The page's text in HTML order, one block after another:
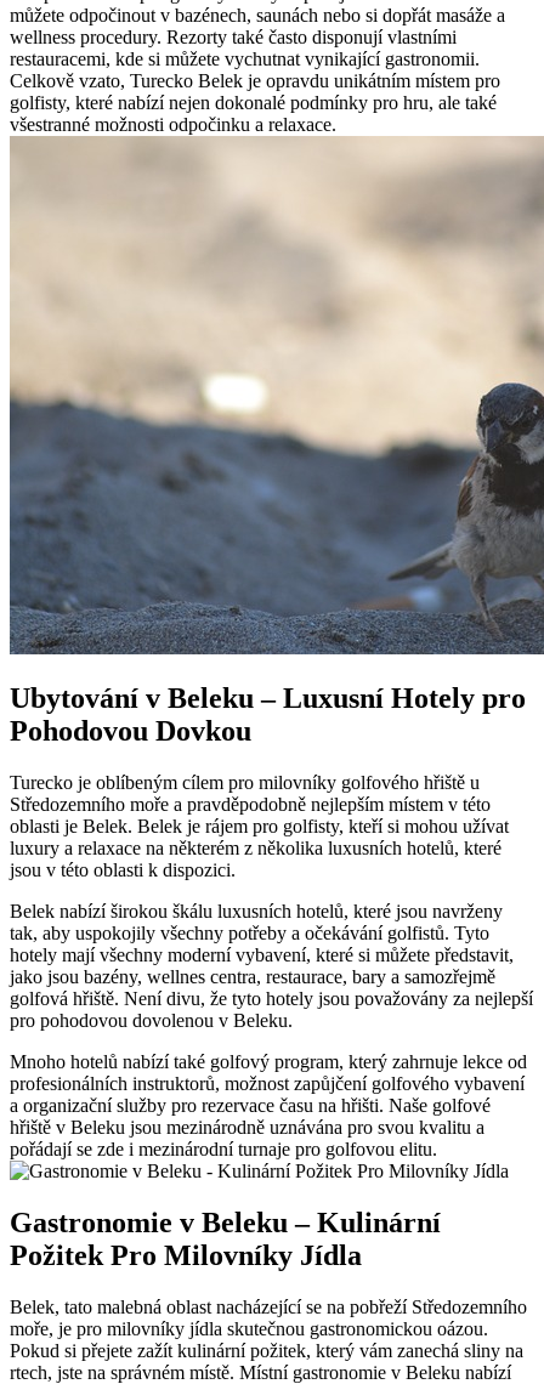
můžete odpočinout v bazénech, saunách nebo si dopřát masáže a
wellness procedury. Rezorty také často disponují vlastními
restauracemi, kde si můžete vychutnat vynikající gastronomii.
Celkově vzato, Turecko Belek je opravdu unikátním místem pro
golfisty, které nabízí nejen dokonalé podmínky pro hru, ale také
všestranné možnosti odpočinku a relaxace.
Ubytování v Beleku – Luxusní Hotely pro
Pohodovou Dovkou
Turecko je oblíbeným cílem pro milovníky golfového hřiště u
Středozemního moře a pravděpodobně nejlepším místem v této
oblasti je Belek. Belek je rájem pro golfisty, kteří si mohou užívat
luxury a relaxace na některém z několika luxusních hotelů, které
jsou v této oblasti k dispozici.
Belek nabízí širokou škálu luxusních hotelů, které jsou navrženy
tak, aby uspokojily všechny potřeby a očekávání golfistů. Tyto
hotely mají všechny moderní vybavení, které si můžete představit,
jako jsou bazény, wellnes centra, restaurace, bary a samozřejmě
golfová hřiště. Není divu, že tyto hotely jsou považovány za nejlepší
pro pohodovou dovolenou v Beleku.
Mnoho hotelů nabízí také golfový program, který zahrnuje lekce od
profesionálních instruktorů, možnost zapůjčení golfového vybavení
a organizační služby pro rezervace času na hřišti. Naše golfové
hřiště v Beleku jsou mezinárodně uznávána pro svou kvalitu a
pořádají se zde i mezinárodní turnaje pro golfovou elitu.
Gastronomie v Beleku – Kulinární
Požitek Pro Milovníky Jídla
Belek, tato malebná oblast nacházející se na pobřeží Středozemního
moře, je pro milovníky jídla skutečnou gastronomickou oázou.
Pokud si přejete zažít kulinární požitek, který vám zanechá sliny na
rtech, jste na správném místě. Místní gastronomie v Beleku nabízí